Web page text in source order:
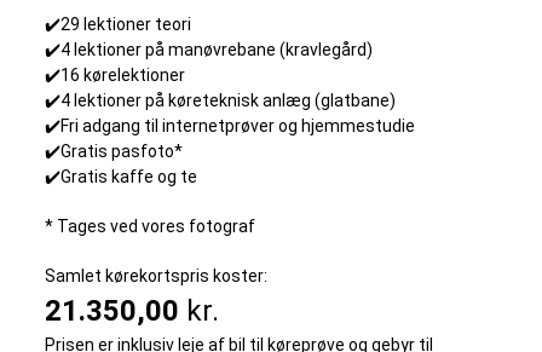
✔️29 lektioner teori
✔️4 lektioner på manøvrebane (kravlegård)
✔️16 kørelektioner
✔️4 lektioner på køreteknisk anlæg (glatbane)
✔️Fri adgang til internetprøver og hjemmestudie
✔️Gratis pasfoto*
✔️Gratis kaffe og te
* Tages ved vores fotograf
Samlet kørekortspris koster:
21.350,00 kr.
Prisen er inklusiv leje af bil til køreprøve og gebyr til